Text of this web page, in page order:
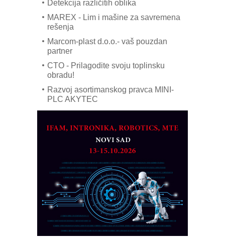
Detekcija različitih oblika
MAREX - Lim i mašine za savremena
rešenja
Marcom-plast d.o.o.- vaš pouzdan
partner
CTO - Prilagodite svoju toplinsku
obradu!
Razvoj asortimanskog pravca MINI-
PLC AKYTEC
dostupan u Srbiji
MOTOMAN – NEXT-Robotika vođena
veštačkom inteligencijom
I.SAFE MOBILE revolucioniše
industrijsku automatizaciju
pionirskimmobile operator PANEL-OM
Fleksibilno stezanje i brzo
podešavanje u proizvodnji prototipova
KIP KOP – napredna rešenja za
savremene industrijske i logističke
objekte